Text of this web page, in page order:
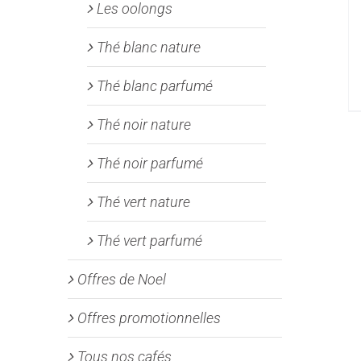
Les oolongs
Thé blanc nature
Thé blanc parfumé
Thé noir nature
Thé noir parfumé
Thé vert nature
Thé vert parfumé
Offres de Noel
Offres promotionnelles
Tous nos cafés